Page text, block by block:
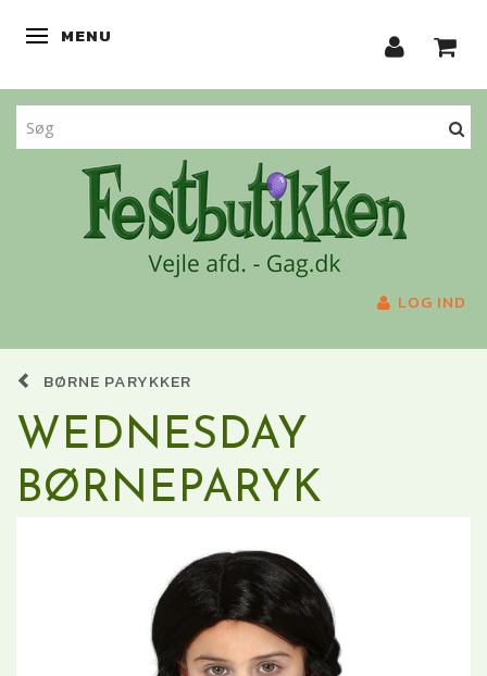
SKIFTE NAVIGATION
MENU
LOG IND
BØRNE PARYKKER
WEDNESDAY
BØRNEPARYK